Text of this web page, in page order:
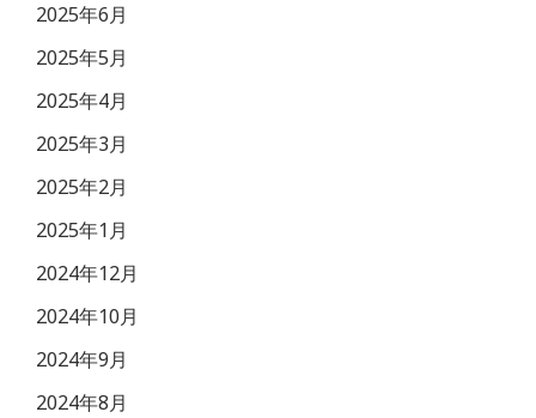
2025年6月
2025年5月
2025年4月
2025年3月
2025年2月
2025年1月
2024年12月
2024年10月
2024年9月
2024年8月